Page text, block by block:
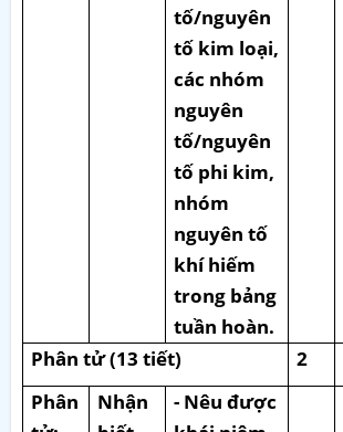
tố/nguyên
tố kim loại,
các nhóm
nguyên
tố/nguyên
tố phi kim,
nhóm
nguyên tố
khí hiếm
trong bảng
tuần hoàn.
Phân tử (13 tiết)
2
Phân
Nhận
- Nêu được